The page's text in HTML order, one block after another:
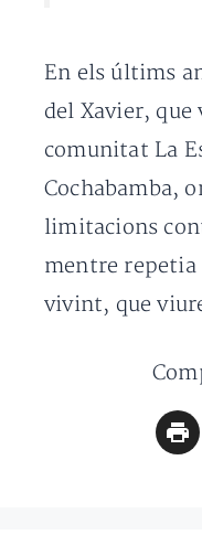
En els últims
del Xavier, que
comunitat La
Cochabamba,
limitacions
mentre repetia
vivint, que